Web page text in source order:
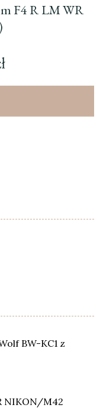
F4 R LM WR
BW-KC1 z
NIKON/M42